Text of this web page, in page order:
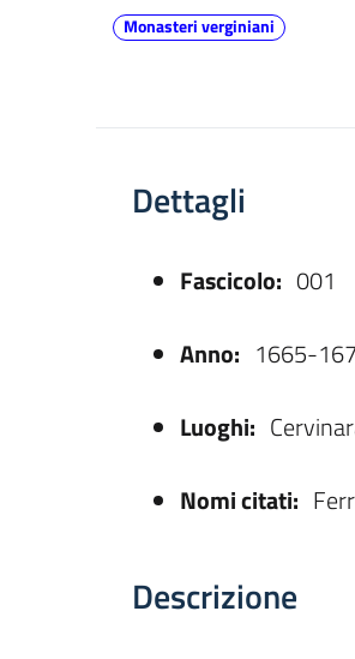
Monasteri verginiani
Dettagli
Fascicolo: 001
Anno: 1665-
Luoghi:
Nomi citati:
Descrizione